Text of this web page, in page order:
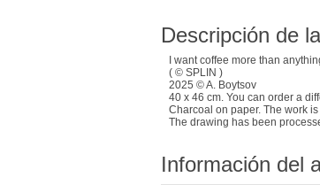
Descripción de
I want coffee more than
( © SPLIN )
2025 © A. Boytsov
40 x 46 cm. You can order a
Charcoal on paper. The work
The drawing has been
Información del